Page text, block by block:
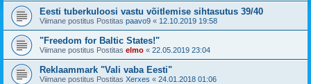
Eesti tuberkuloosi vastu võitlemise sihtasutus 39/40
Viimane postitus Postitas paavo9 « 12.10.2019 19:58
"Freedom for Baltic States!"
Viimane postitus Postitas elmo « 22.05.2019 23:04
Reklaammark "Vali vaba Eesti"
Viimane postitus Postitas Xerxes « 24.01.2018 01:06